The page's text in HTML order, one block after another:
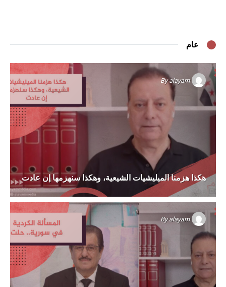
عام
Byalayam
هكذا هزمنا الميليشيات الشيعية، وهكذا سنهزمها إن عادت
Byalayam